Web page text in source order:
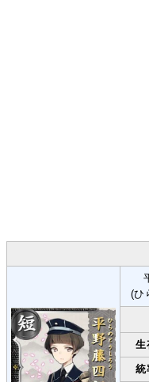
(ひ
生
統